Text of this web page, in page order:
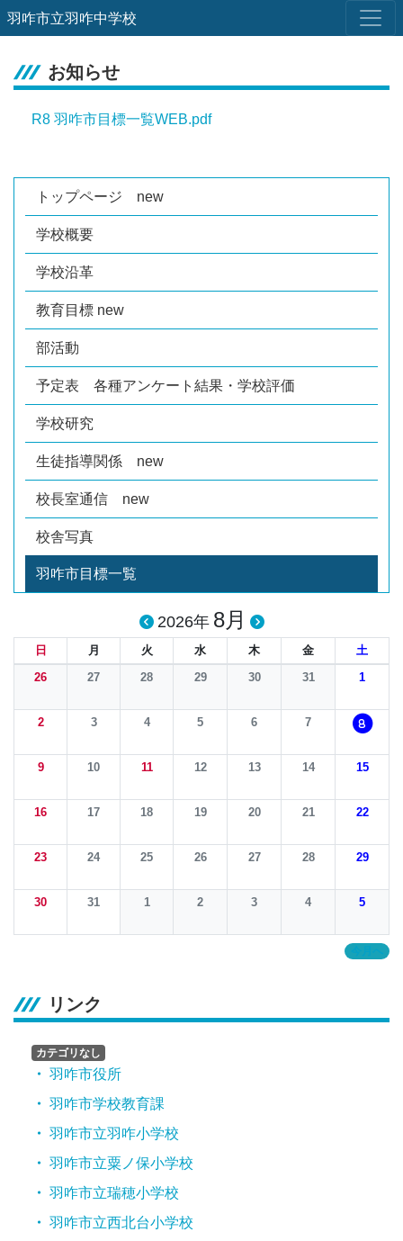
羽咋市立羽咋中学校
トップページ new
学校概要
学校沿革
教育目標 new
部活動
予定表 各種アンケート結果・学校評価
学校研究
生徒指導関係 new
校長室通信 new
校舎写真
羽咋市目標一覧
2026年 8月
日 月 火 水 木 金
土
26
27 28 29 30 31 1
2 3 4 5 6 7 8
9 10 11 12 13 14 15
16 17 18 19 20 21 22
23 24 25 26 27 28 29
30 31 1 2 3 4 5
リンク
カテゴリなし
羽咋市役所
羽咋市学校教育課
羽咋市立羽咋小学校
羽咋市立粟ノ保小学校
羽咋市立瑞穂小学校
羽咋市立西北台小学校
お知らせ
R8 羽咋市目標一覧WEB.pdf